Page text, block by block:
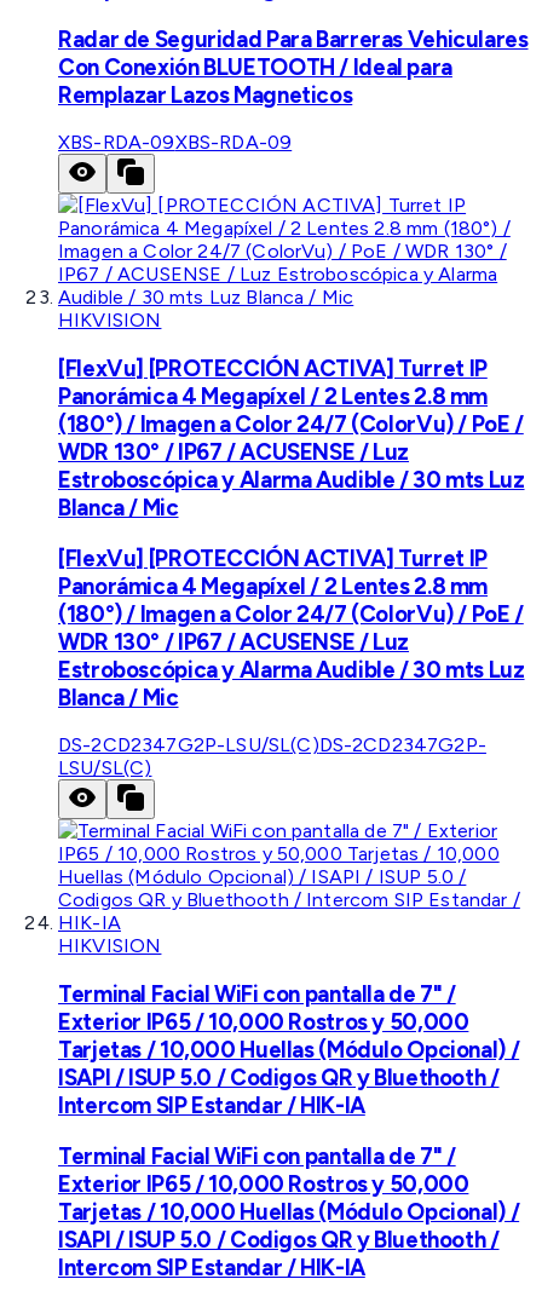
Radar de Seguridad Para Barreras Vehiculares
Con Conexión BLUETOOTH / Ideal para
Remplazar Lazos Magneticos
XBS-RDA-09XBS-RDA-09
HIKVISION
[FlexVu] [PROTECCIÓN ACTIVA] Turret IP
Panorámica 4 Megapíxel / 2 Lentes 2.8 mm
(180°) / Imagen a Color 24/7 (ColorVu) / PoE /
WDR 130° / IP67 / ACUSENSE / Luz
Estroboscópica y Alarma Audible / 30 mts Luz
Blanca / Mic
[FlexVu] [PROTECCIÓN ACTIVA] Turret IP
Panorámica 4 Megapíxel / 2 Lentes 2.8 mm
(180°) / Imagen a Color 24/7 (ColorVu) / PoE /
WDR 130° / IP67 / ACUSENSE / Luz
Estroboscópica y Alarma Audible / 30 mts Luz
Blanca / Mic
DS-2CD2347G2P-LSU/SL(C)DS-2CD2347G2P-
LSU/SL(C)
HIKVISION
Terminal Facial WiFi con pantalla de 7" /
Exterior IP65 / 10,000 Rostros y 50,000
Tarjetas / 10,000 Huellas (Módulo Opcional) /
ISAPI / ISUP 5.0 / Codigos QR y Bluethooth /
Intercom SIP Estandar / HIK-IA
Terminal Facial WiFi con pantalla de 7" /
Exterior IP65 / 10,000 Rostros y 50,000
Tarjetas / 10,000 Huellas (Módulo Opcional) /
ISAPI / ISUP 5.0 / Codigos QR y Bluethooth /
Intercom SIP Estandar / HIK-IA